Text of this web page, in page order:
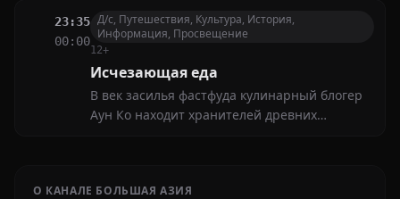
карьере
23:35
00:00
Д/с, Путешествия, Культура, История,
Информация, Просвещение
12+
Исчезающая еда
В век засилья фастфуда кулинарный блогер
Аун Ко находит хранителей древних
О КАНАЛЕ БОЛЬШАЯ АЗИЯ